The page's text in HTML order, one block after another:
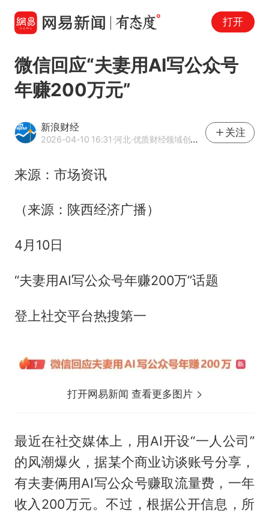
打开
微信回应“夫妻用AI写公众号
年赚200万元”
新浪财经
2026-04-10 16:31·河北·优质财经领域创作者
关注
来源：市场资讯
（来源：陕西经济广播）
4月10日
“夫妻用AI写公众号年赚200万”话题
登上社交平台热搜第一
打开网易新闻 查看更多图片
最近在社交媒体上，用AI开设“一人公司”
的风潮爆火，据某个商业访谈账号分享，
有夫妻俩用AI写公众号赚取流量费，一年
收入200万元。不过，根据公开信息，所